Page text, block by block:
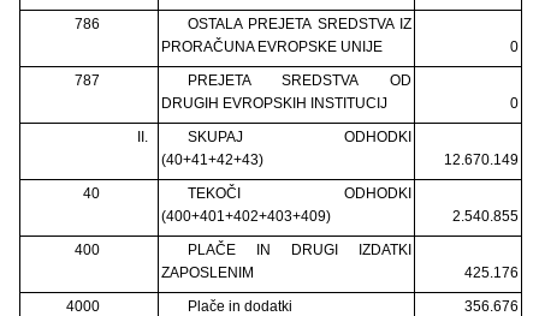
786
OSTALA PREJETA SREDSTVA IZ
PRORAČUNA EVROPSKE UNIJE
0
787
PREJETA SREDSTVA OD
DRUGIH EVROPSKIH INSTITUCIJ
0
II.
SKUPAJ ODHODKI
(40+41+42+43)
12.670.149
40
TEKOČI ODHODKI
(400+401+402+403+409)
2.540.855
400
PLAČE IN DRUGI IZDATKI
ZAPOSLENIM
425.176
4000
Plače in dodatki
356.676